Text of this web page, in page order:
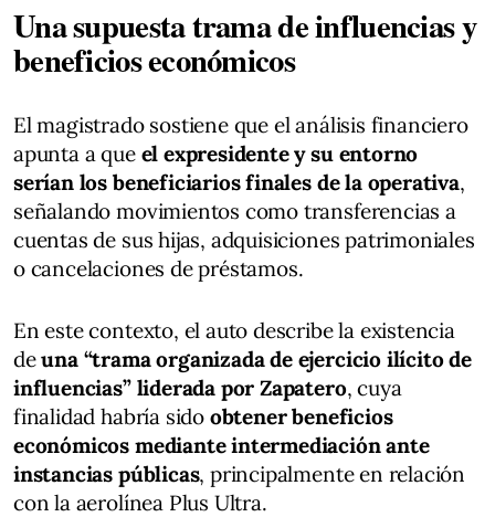
Una supuesta trama de influencias y
beneficios económicos
El magistrado sostiene que el análisis financiero
apunta a que el expresidente y su entorno
serían los beneficiarios finales de la operativa,
señalando movimientos como transferencias a
cuentas de sus hijas, adquisiciones patrimoniales
o cancelaciones de préstamos.
En este contexto, el auto describe la existencia
deuna “trama organizada de ejercicio ilícito de
influencias” liderada por Zapatero, cuya
finalidad habría sido obtener beneficios
económicos mediante intermediación ante
instancias públicas, principalmente en relación
con la aerolínea Plus Ultra.